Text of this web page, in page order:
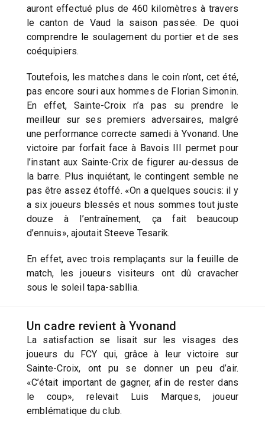
auront effectué plus de 460 kilomètres à travers
le canton de Vaud la saison passée. De quoi
comprendre le soulagement du portier et de ses
coéquipiers.
Toutefois, les matches dans le coin n’ont, cet été,
pas encore souri aux hommes de Florian Simonin.
En effet, Sainte-Croix n’a pas su prendre le
meilleur sur ses premiers adversaires, malgré
une performance correcte samedi à Yvonand. Une
victoire par forfait face à Bavois III permet pour
l’instant aux Sainte-Crix de figurer au-dessus de
la barre. Plus inquiétant, le contingent semble ne
pas être assez étoffé. «On a quelques soucis: il y
a six joueurs blessés et nous sommes tout juste
douze à l’entraînement, ça fait beaucoup
d’ennuis», ajoutait Steeve Tesarik.
En effet, avec trois remplaçants sur la feuille de
match, les joueurs visiteurs ont dû cravacher
sous le soleil tapa-sabllia.
Un cadre revient à Yvonand
La satisfaction se lisait sur les visages des
joueurs du FCY qui, grâce à leur victoire sur
Sainte-Croix, ont pu se donner un peu d’air.
«C’était important de gagner, afin de rester dans
le coup», relevait Luis Marques, joueur
emblématique du club.